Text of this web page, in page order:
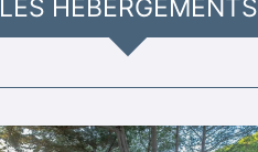
LES HÉBERGEMENTS